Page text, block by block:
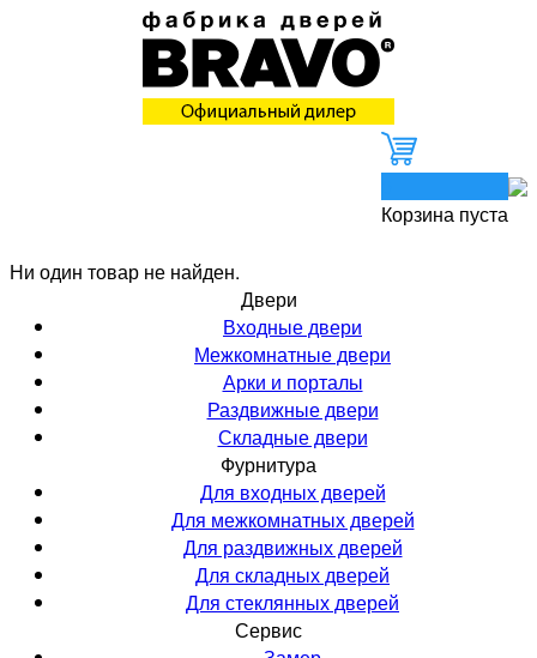
Корзина пуста
Ни один товар не найден.
Двери
Входные двери
Межкомнатные двери
Арки и порталы
Раздвижные двери
Складные двери
Фурнитура
Для входных дверей
Для межкомнатных дверей
Для раздвижных дверей
Для складных дверей
Для стеклянных дверей
Сервис